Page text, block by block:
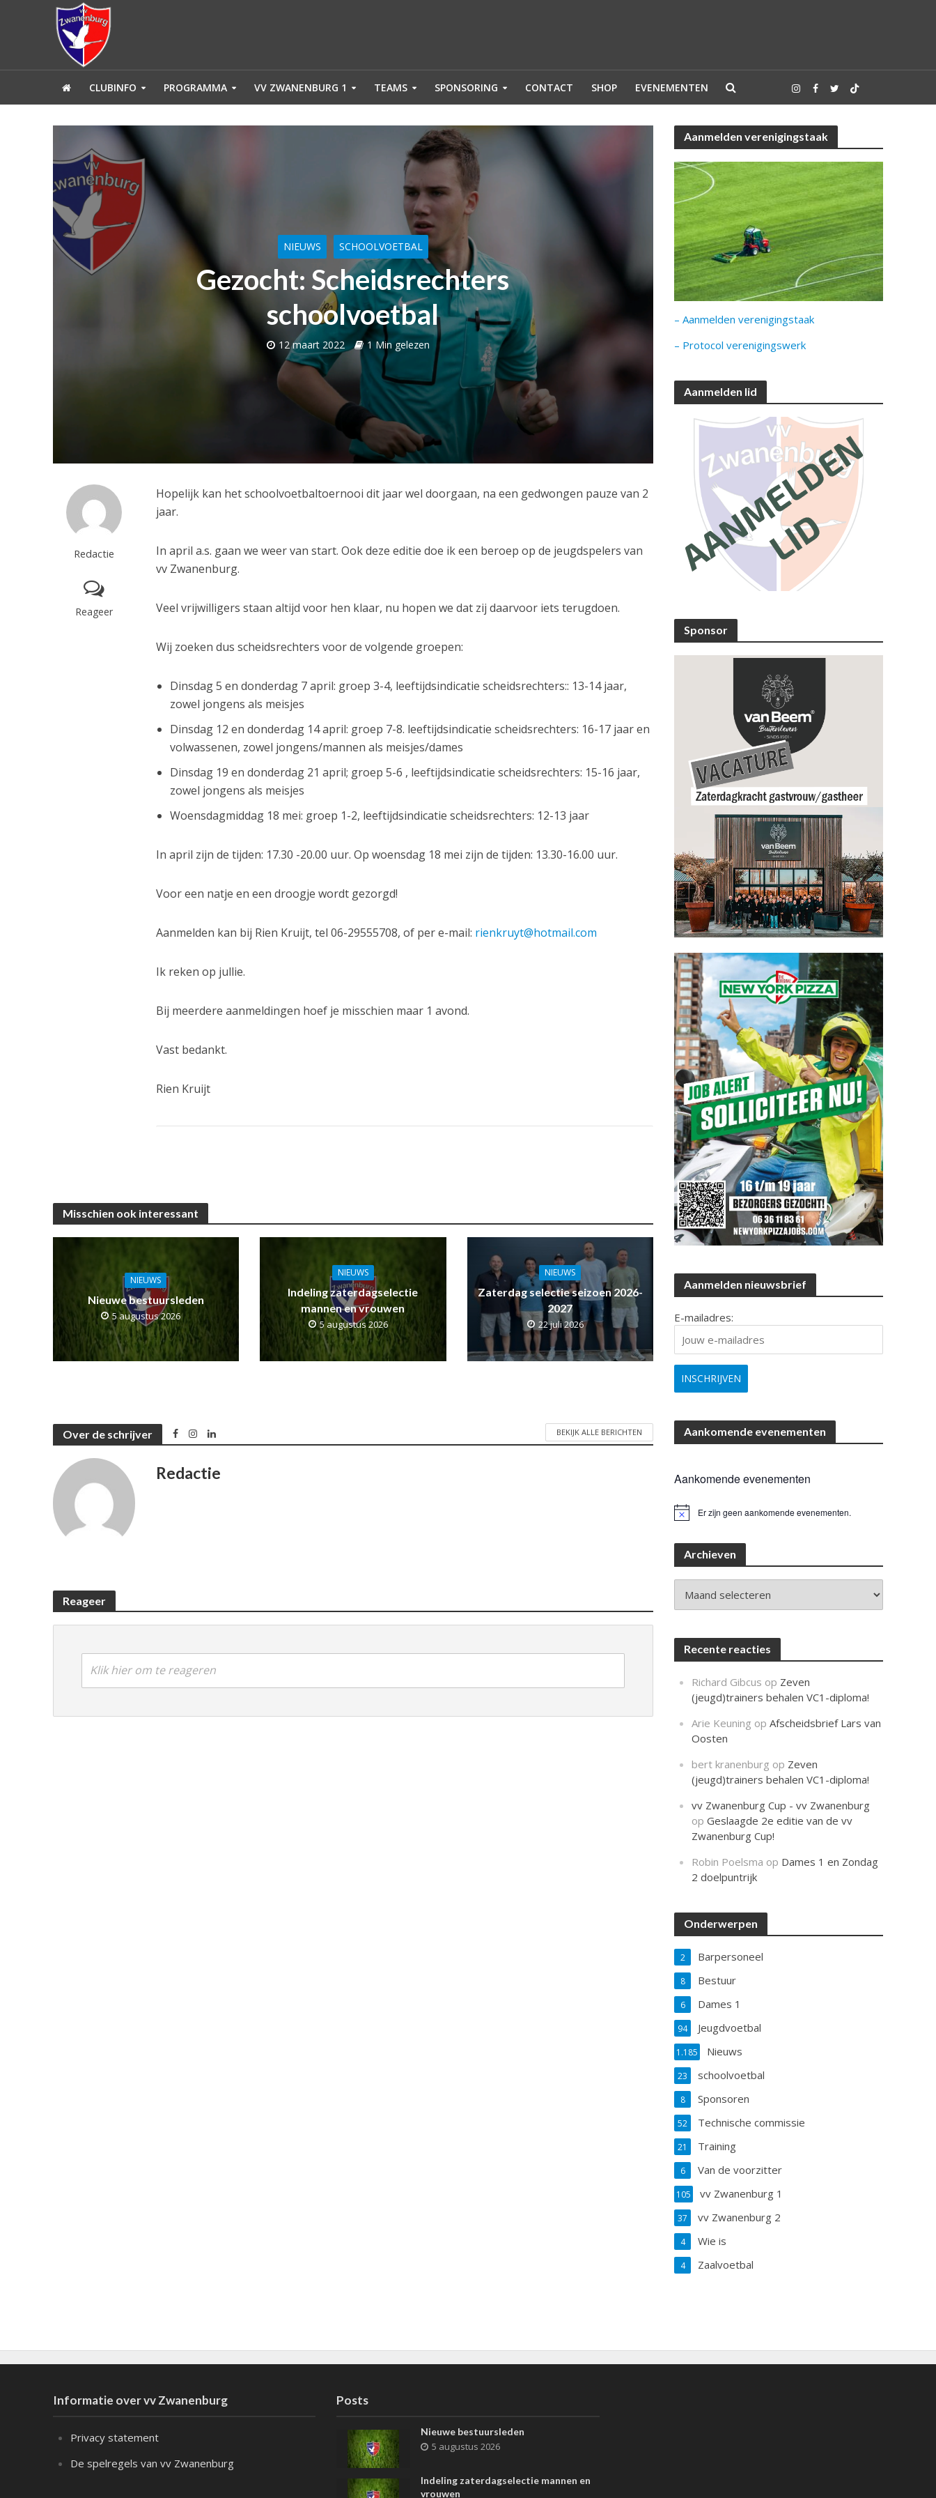
CLUBINFO PROGRAMMA VV ZWANENBURG 1 TEAMS SPONSORING CONTACT SHOP EVENEMENTEN
NIEUWS SCHOOLVOETBAL
Gezocht: Scheidsrechters
schoolvoetbal
12 maart 2022 1 Min gelezen
Redactie
Reageer
Hopelijk kan het schoolvoetbaltoernooi dit jaar wel doorgaan, na een gedwongen pauze van 2
jaar.
In april a.s. gaan we weer van start. Ook deze editie doe ik een beroep op de jeugdspelers van
vv Zwanenburg.
Veel vrijwilligers staan altijd voor hen klaar, nu hopen we dat zij daarvoor iets terugdoen.
Wij zoeken dus scheidsrechters voor de volgende groepen:
Dinsdag 5 en donderdag 7 april: groep 3-4, leeftijdsindicatie scheidsrechters:: 13-14 jaar,
zowel jongens als meisjes
Dinsdag 12 en donderdag 14 april: groep 7-8. leeftijdsindicatie scheidsrechters: 16-17 jaar en
volwassenen, zowel jongens/mannen als meisjes/dames
Dinsdag 19 en donderdag 21 april; groep 5-6 , leeftijdsindicatie scheidsrechters: 15-16 jaar,
zowel jongens als meisjes
Woensdagmiddag 18 mei: groep 1-2, leeftijdsindicatie scheidsrechters: 12-13 jaar
In april zijn de tijden: 17.30 -20.00 uur. Op woensdag 18 mei zijn de tijden: 13.30-16.00 uur.
Voor een natje en een droogje wordt gezorgd!
Aanmelden kan bij Rien Kruijt, tel 06-29555708, of per e-mail: rienkruyt@hotmail.com
Ik reken op jullie.
Bij meerdere aanmeldingen hoef je misschien maar 1 avond.
Vast bedankt.
Rien Kruijt
Misschien ook interessant
NIEUWS
Nieuwe bestuursleden
5 augustus 2026
NIEUWS
Indeling zaterdagselectie
mannen en vrouwen
5 augustus 2026
NIEUWS
Zaterdag selectie seizoen 2026-
2027
22 juli 2026
Over de schrijver BEKIJK ALLE BERICHTEN
Redactie
Reageer
Klik hier om te reageren
Aanmelden verenigingstaak
– Aanmelden verenigingstaak
– Protocol verenigingswerk
Aanmelden lid
Sponsor
Aanmelden nieuwsbrief
E-mailadres:
Aankomende evenementen
Aankomende evenementen
B
t
Er zijn geen aankomende evenementen.
Archieven
Recente reacties
Richard Gibcus op Zeven
(jeugd)trainers behalen VC1-diploma!
Arie Keuning opAfscheidsbrief Lars van
Oosten
bert kranenburg op Zeven
(jeugd)trainers behalen VC1-diploma!
vv Zwanenburg Cup - vv Zwanenburg
opGeslaagde 2e editie van de vv
Zwanenburg Cup!
Robin Poelsma op Dames 1 en Zondag
2 doelpuntrijk
Onderwerpen
Barpersoneel
2
Bestuur
8
Dames 1
6
Jeugdvoetbal
94
Nieuws
1.185
schoolvoetbal
23
Sponsoren
8
Technische commissie
52
Training
21
Van de voorzitter
6
vv Zwanenburg 1
105
vv Zwanenburg 2
37
Wie is
4
Zaalvoetbal
4
Informatie over vv Zwanenburg
Privacy statement
De spelregels van vv Zwanenburg
Posts
Nieuwe bestuursleden
5 augustus 2026
Indeling zaterdagselectie mannen en
vrouwen